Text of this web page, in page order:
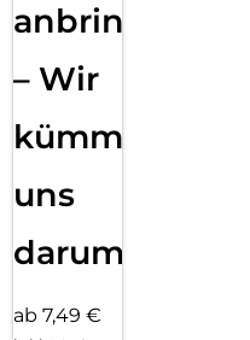
anbringen
– Wir
kümmern
uns
darum!
ab 7,49 €